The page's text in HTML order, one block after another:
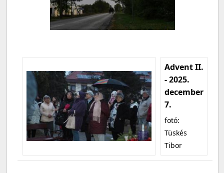
Advent II.
- 2025.
december
7.
fotó:
Tüskés
Tibor